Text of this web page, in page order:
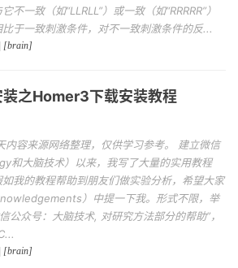
不一致（如“LLRLL”）或一致（如“RRRRR”）
于一致刺激条件，对不一致刺激条件的反...
[brain]
之Homer3下载安装教程
内容来源网络整理，仅供学习参考。 建立微信
和大脑技术）以来，我写了大量的实用教程
我的教程帮助到朋友们做实验分析，希望大家
）中提一下我。形式不限，举
公众号：大脑技术, 对研究方法部分的帮助”，
[brain]